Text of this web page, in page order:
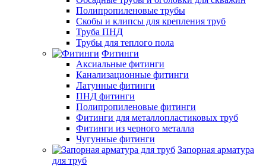
Полипропиленовые трубы
Скобы и клипсы для крепления труб
Труба ПНД
Трубы для теплого пола
Фитинги
Аксиальные фитинги
Канализационные фитинги
Латунные фитинги
ПНД фитинги
Полипропиленовые фитинги
Фитинги для металлопластиковых труб
Фитинги из черного металла
Чугунные фитинги
Запорная арматура
для труб